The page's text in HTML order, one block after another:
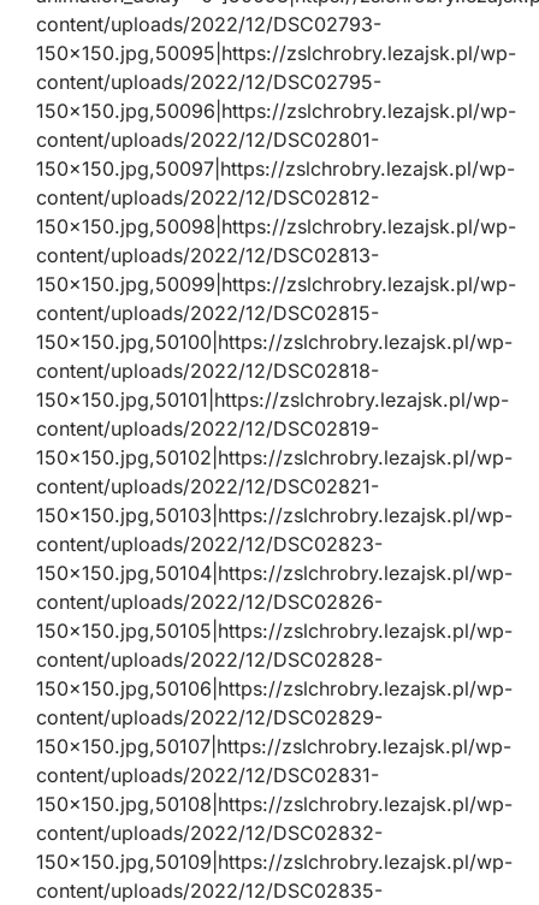
content/uploads/2022/12/DSC02793-
150×150.jpg,50095|https://zslchrobry.lezajsk.pl/wp-
content/uploads/2022/12/DSC02795-
150×150.jpg,50096|https://zslchrobry.lezajsk.pl/wp-
content/uploads/2022/12/DSC02801-
150×150.jpg,50097|https://zslchrobry.lezajsk.pl/wp-
content/uploads/2022/12/DSC02812-
150×150.jpg,50098|https://zslchrobry.lezajsk.pl/wp-
content/uploads/2022/12/DSC02813-
150×150.jpg,50099|https://zslchrobry.lezajsk.pl/wp-
content/uploads/2022/12/DSC02815-
150×150.jpg,50100|https://zslchrobry.lezajsk.pl/wp-
content/uploads/2022/12/DSC02818-
150×150.jpg,50101|https://zslchrobry.lezajsk.pl/wp-
content/uploads/2022/12/DSC02819-
150×150.jpg,50102|https://zslchrobry.lezajsk.pl/wp-
content/uploads/2022/12/DSC02821-
150×150.jpg,50103|https://zslchrobry.lezajsk.pl/wp-
content/uploads/2022/12/DSC02823-
150×150.jpg,50104|https://zslchrobry.lezajsk.pl/wp-
content/uploads/2022/12/DSC02826-
150×150.jpg,50105|https://zslchrobry.lezajsk.pl/wp-
content/uploads/2022/12/DSC02828-
150×150.jpg,50106|https://zslchrobry.lezajsk.pl/wp-
content/uploads/2022/12/DSC02829-
150×150.jpg,50107|https://zslchrobry.lezajsk.pl/wp-
content/uploads/2022/12/DSC02831-
150×150.jpg,50108|https://zslchrobry.lezajsk.pl/wp-
content/uploads/2022/12/DSC02832-
150×150.jpg,50109|https://zslchrobry.lezajsk.pl/wp-
content/uploads/2022/12/DSC02835-